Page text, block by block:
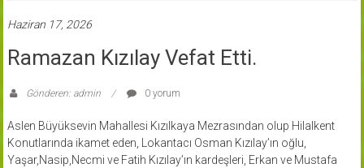
Haziran 17, 2026
Ramazan Kızılay Vefat Etti.
Gönderen: admin 0 yorum
Aslen Büyüksevin Mahallesi Kızılkaya Mezrasından olup Hilalkent
Konutlarında ikamet eden, Lokantacı Osman Kızılay’ın oğlu,
Yaşar,Nasip,Necmi ve Fatih Kızılay’ın kardeşleri, Erkan ve Mustafa